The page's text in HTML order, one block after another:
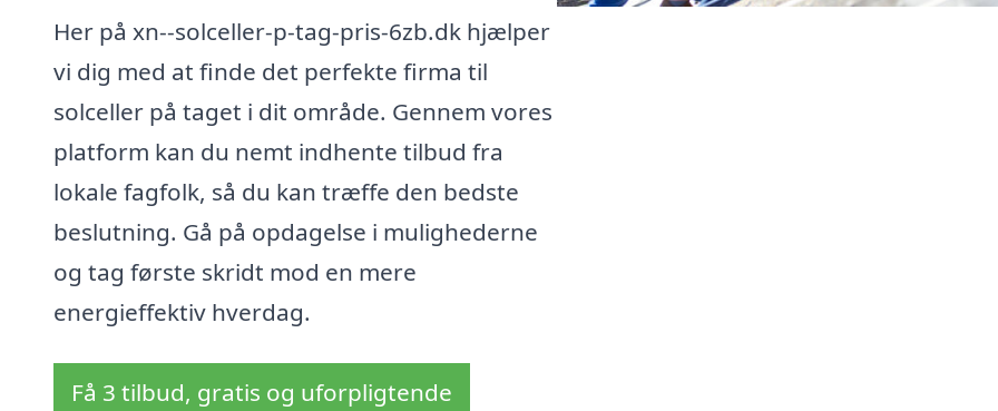
Her på xn--solceller-p-tag-pris-6zb.dk hjælper
vi dig med at finde det perfekte firma til
solceller på taget i dit område. Gennem vores
platform kan du nemt indhente tilbud fra
lokale fagfolk, så du kan træffe den bedste
beslutning. Gå på opdagelse i mulighederne
og tag første skridt mod en mere
energieffektiv hverdag.
Få 3 tilbud, gratis og uforpligtende